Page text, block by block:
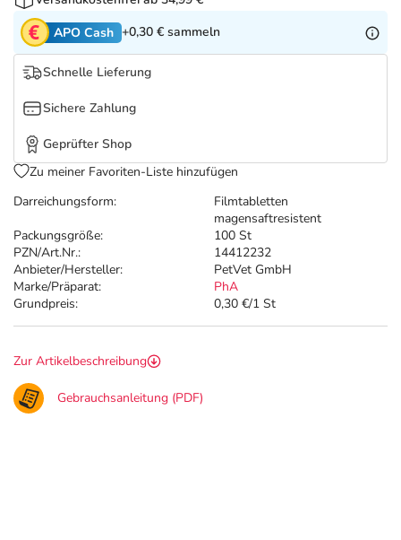
Tierapotheke
Vitamine & Mineralstoffe
Marken
Salus Deals
Darreichungsform:
Filmtabletten
magensaftresistent
Packungsgröße:
100 St
PZN/Art.Nr.:
14412232
Anbieter/Hersteller:
PetVet GmbH
Marke/Präparat:
PhA
Grundpreis:
0,30 €/1 St
APO Cash +0,30 € sammeln
Schnelle Lieferung
Sichere Zahlung
Geprüfter Shop
Zu meiner Favoriten-Liste hinzufügen
Zur Artikelbeschreibung
Gebrauchsanleitung (PDF)